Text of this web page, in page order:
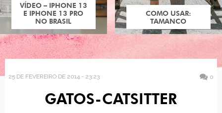
VÍDEO – IPHONE 13
E IPHONE 13 PRO
NO BRASIL
COMO USAR:
TAMANCO
25 DE FEVEREIRO DE 2014 - 23:23 0
GATOS-CATSITTER